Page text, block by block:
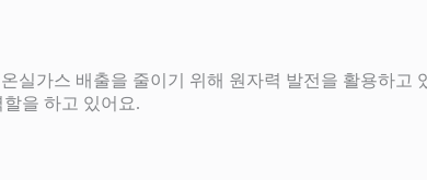
실가스 배출을 줄이기 위해 원자력 발전을 활용하고
을 하고 있어요.